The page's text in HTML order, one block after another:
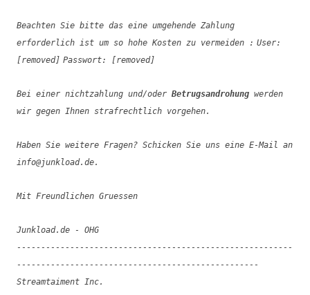
Beachten Sie bitte das eine umgehende Zahlung
erforderlich ist um so hohe Kosten zu vermeiden : User:
[removed] Passwort: [removed]
Bei einer nichtzahlung und/oder Betrugsandrohung werden
wir gegen Ihnen strafrechtlich vorgehen.
Haben Sie weitere Fragen? Schicken Sie uns eine E-Mail an
info@junkload.de.
Mit Freundlichen Gruessen
Junkload.de - OHG
---------------------------------------------------------
--------------------------------------------------
Streamtaiment Inc.